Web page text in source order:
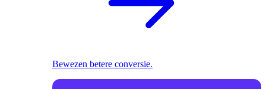
Bewezen betere conversie.